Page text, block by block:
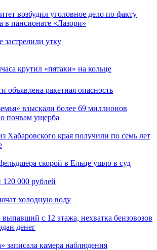
возбудил уголовное дело по факту
в пансионате «Лазори»
утку
крутил «пятаки» на кольце
объявлена ракетная опасность
взыскали более 69 миллионов
почвам ущерба
Хабаровского края получили по семь лет
скорой в Ельце ушло в суд
000 рублей
холодную воду
с 12 этажа, нехватка бензовозов
денег
записала камера наблюдения